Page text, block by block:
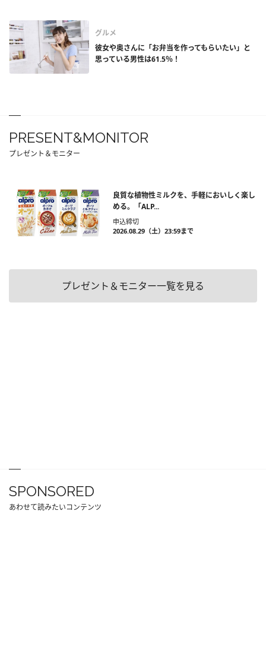
グルメ
彼女や奥さんに「お弁当を作ってもらいたい」と
思っている男性は61.5％！
PRESENT&MONITOR
プレゼント＆モニター
良質な植物性ミルクを、手軽においしく楽し
める。「ALP...
申込締切
2026.08.29（土）23:59まで
プレゼント＆モニター一覧を見る
SPONSORED
あわせて読みたいコンテンツ